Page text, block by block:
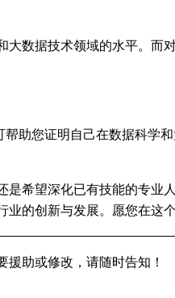
数据技术领域的水平。而
助您证明自己在数据科学
希望深化已有技能的专
的创新与发展。愿您在这
助或修改，请随时告知！